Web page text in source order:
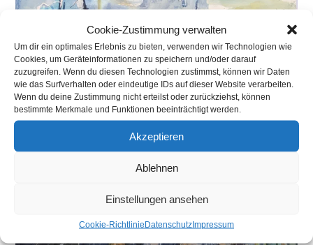
Cookie-Zustimmung verwalten
Um dir ein optimales Erlebnis zu bieten, verwenden wir Technologien wie
Cookies, um Geräteinformationen zu speichern und/oder darauf
zuzugreifen. Wenn du diesen Technologien zustimmst, können wir Daten
wie das Surfverhalten oder eindeutige IDs auf dieser Website verarbeiten.
Wenn du deine Zustimmung nicht erteilst oder zurückziehst, können
bestimmte Merkmale und Funktionen beeinträchtigt werden.
Akzeptieren
Ablehnen
Einstellungen ansehen
Cookie-RichtlinieDatenschutzImpressum